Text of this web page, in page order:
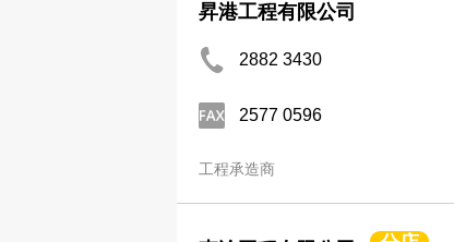
昇港工程有限公司
2882 3430
2577 0596
工程承造商